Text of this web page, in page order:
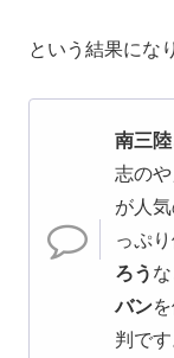
という結果にな
南三
志の
が人気
っぷ
ろう
バン
判です